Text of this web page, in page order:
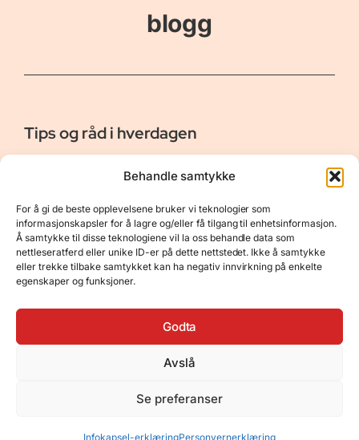
Behandle samtykke
For å gi de beste opplevelsene bruker vi teknologier som
informasjonskapsler for å lagre og/eller få tilgang til enhetsinformasjon.
Å samtykke til disse teknologiene vil la oss behandle data som
nettleseratferd eller unike ID-er på dette nettstedet. Ikke å samtykke
eller trekke tilbake samtykket kan ha negativ innvirkning på enkelte
egenskaper og funksjoner.
Godta
Avslå
Se preferanser
Infokapsel-erklæringPersonvernerklæring
blogg
Tips og råd i hverdagen
Er vår bloggside hvor vi ønsker å dele våre opplevelser og
gi deg råd og tips innen reiser, hotell - og restauranter,
naturopplevelser, personlig pleie, data, film og bøker m.m.
Nyttige Linker
Om oss
Kontakt
Resurser
Personvernerklæring
Opphavsrett
GeneratePress•Hosted by